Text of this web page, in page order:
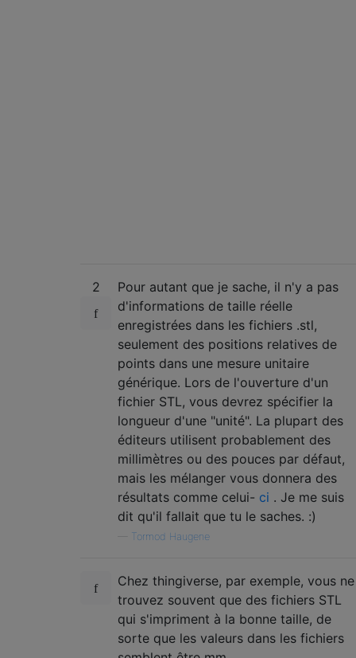
2
Pour autant que je sache, il n'y a pas
d'informations de taille réelle
enregistrées dans les fichiers .stl,
seulement des positions relatives de
points dans une mesure unitaire
générique. Lors de l'ouverture d'un
fichier STL, vous devrez spécifier la
longueur d'une "unité". La plupart des
éditeurs utilisent probablement des
millimètres ou des pouces par défaut,
mais les mélanger vous donnera des
résultats comme celui- ci . Je me suis
dit qu'il fallait que tu le saches. :)
Tormod Haugene
Chez thingiverse, par exemple, vous ne
trouvez souvent que des fichiers STL
qui s'impriment à la bonne taille, de
sorte que les valeurs dans les fichiers